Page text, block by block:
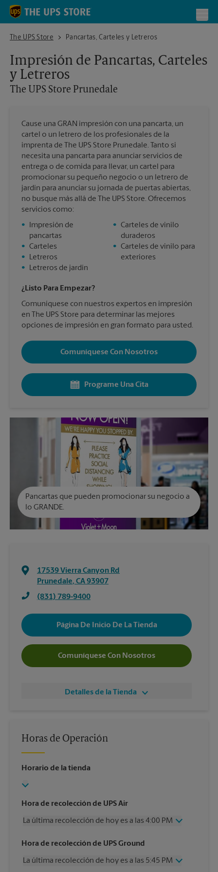
Skip to content
Return to Nav
The UPS Store
The UPS Store PrunedalePancartas, Carteles y Letreros
Impresión de Pancartas, Carteles
y Letreros
The UPS Store Prunedale
Cause una GRAN impresión con una pancarta, un
cartel o un letrero de los profesionales de la
imprenta de The UPS Store Prunedale. Tanto si
necesita una pancarta para anunciar servicios de
entrega o de comida para llevar, un cartel para
promocionar su pequeño negocio o un letrero de
jardín para anunciar su jornada de puertas abiertas,
no busque más allá de The UPS Store. Ofrecemos
servicios como:
•
Impresión de
pancartas
• Carteles
•
Letreros
•
Letreros de jardín
• Carteles de vinilo
duraderos
• Carteles de vinilo para
exteriores
¿Listo Para Empezar?
Comuníquese con nuestros expertos en impresión
en The UPS Store para determinar las mejores
opciones de impresión en gran formato para usted.
Comuníquese Con Nosotros
Programe Una Cita
Pancartas que pueden promocionar su negocio a
lo GRANDE.
17539 Vierra Canyon Rd
Prunedale, CA93907
(831) 789-9400
Página De Inicio De La Tienda
Comuníquese Con Nosotros
Detalles de la Tienda
Horas de Operación
Horario de la tienda
Hora de recolección de UPS Air
La última recolección de hoy es a las 4:00 PM
Miércoles
4:00 PM
Viernes
4:00 PM
Hora de recolección de UPS Ground
La última recolección de hoy es a las 5:45 PM